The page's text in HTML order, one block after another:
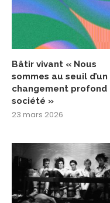
Bâtir vivant « Nous
sommes au seuil d’un
changement profond
société »
23 mars 2026